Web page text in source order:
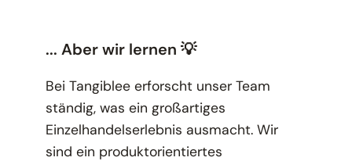
... Aber wir lernen 💡
Bei Tangiblee erforscht unser Team
ständig, was ein großartiges
Einzelhandelserlebnis ausmacht. Wir
sind ein produktorientiertes